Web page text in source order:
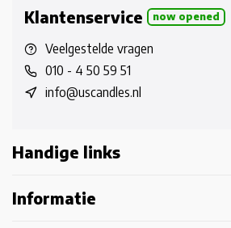
Klantenservice now opened
Veelgestelde vragen
010 - 4 50 59 51
info@uscandles.nl
Handige links
Informatie